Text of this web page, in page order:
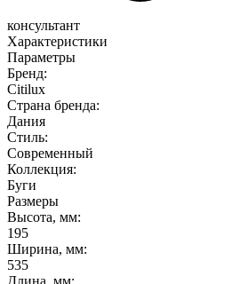
консультант
Характеристики
Параметры
Бренд:
Citilux
Страна бренда:
Дания
Стиль:
Современный
Коллекция:
Буги
Размеры
Высота, мм:
195
Ширина, мм:
535
Длина, мм: